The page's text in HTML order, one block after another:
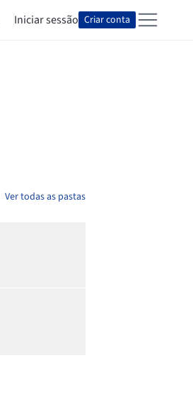
Iniciar sessão Criar conta
Ver todas as pastas